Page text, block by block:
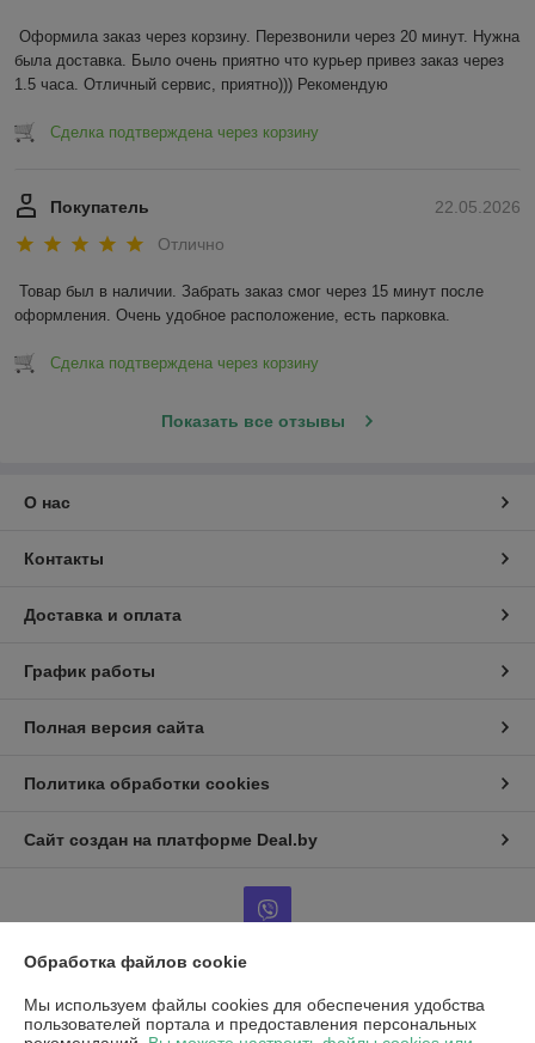
Оформила заказ через корзину. Перезвонили через 20 минут. Нужна
была доставка. Было очень приятно что курьер привез заказ через
1.5 часа. Отличный сервис, приятно))) Рекомендую
Сделка подтверждена через корзину
22.05.2026
Покупатель
Отлично
Товар был в наличии. Забрать заказ смог через 15 минут после
оформления. Очень удобное расположение, есть парковка.
Сделка подтверждена через корзину
Показать все отзывы
О нас
Контакты
Доставка и оплата
График работы
Полная версия сайта
Политика обработки cookies
Сайт создан на платформе Deal.by
Информация для покупателя
Юридическое лицо:Частное унитарное предприятие «Воркаут Мед»
Обработка файлов cookie
Мы используем файлы cookies для обеспечения удобства
пользователей портала и предоставления персональных